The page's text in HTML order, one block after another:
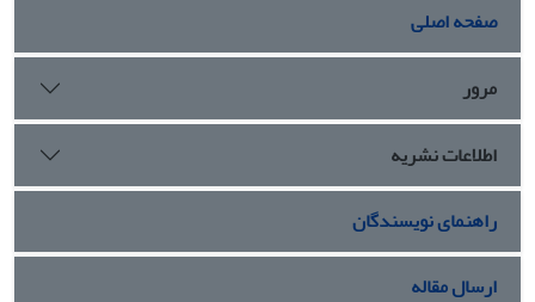
صفحه اصلی
مرور
اطلاعات نشریه
راهنمای نویسندگان
ارسال مقاله